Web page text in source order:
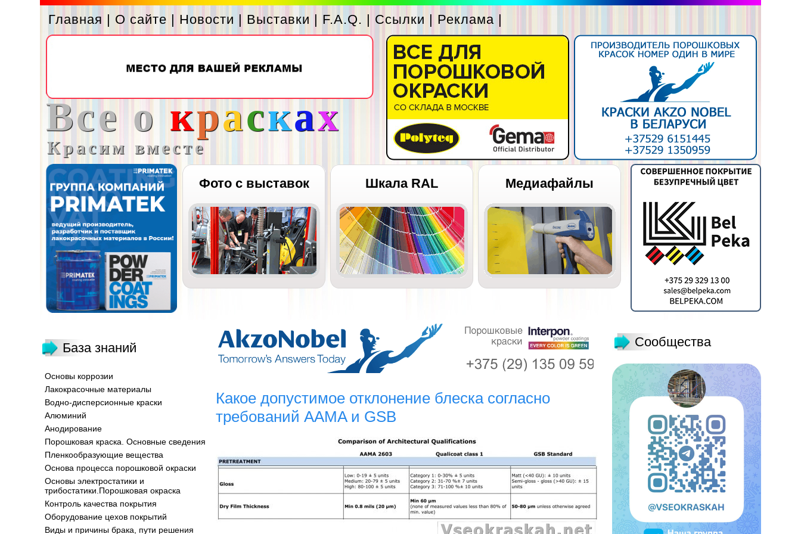
Главная | О сайте | Новости | Выставки | F.A.Q. | Ссылки | Реклама |
Все о красках
Красим вместе
Фото с выставок Шкала RAL Медиафайлы
База знаний
Основы коррозии
Лакокрасочные материалы
Водно-дисперсионные краски
Алюминий
Анодирование
Порошковая краска. Основные сведения
Пленкообразующие вещества
Основа процесса порошковой окраски
Основы электростатики и
трибостатики.Порошковая окраска
Контроль качества покрытия
Оборудование цехов покрытий
Виды и причины брака, пути решения
Какое допустимое отклонение блеска согласно
требований AAMA и GSB
Сообщества